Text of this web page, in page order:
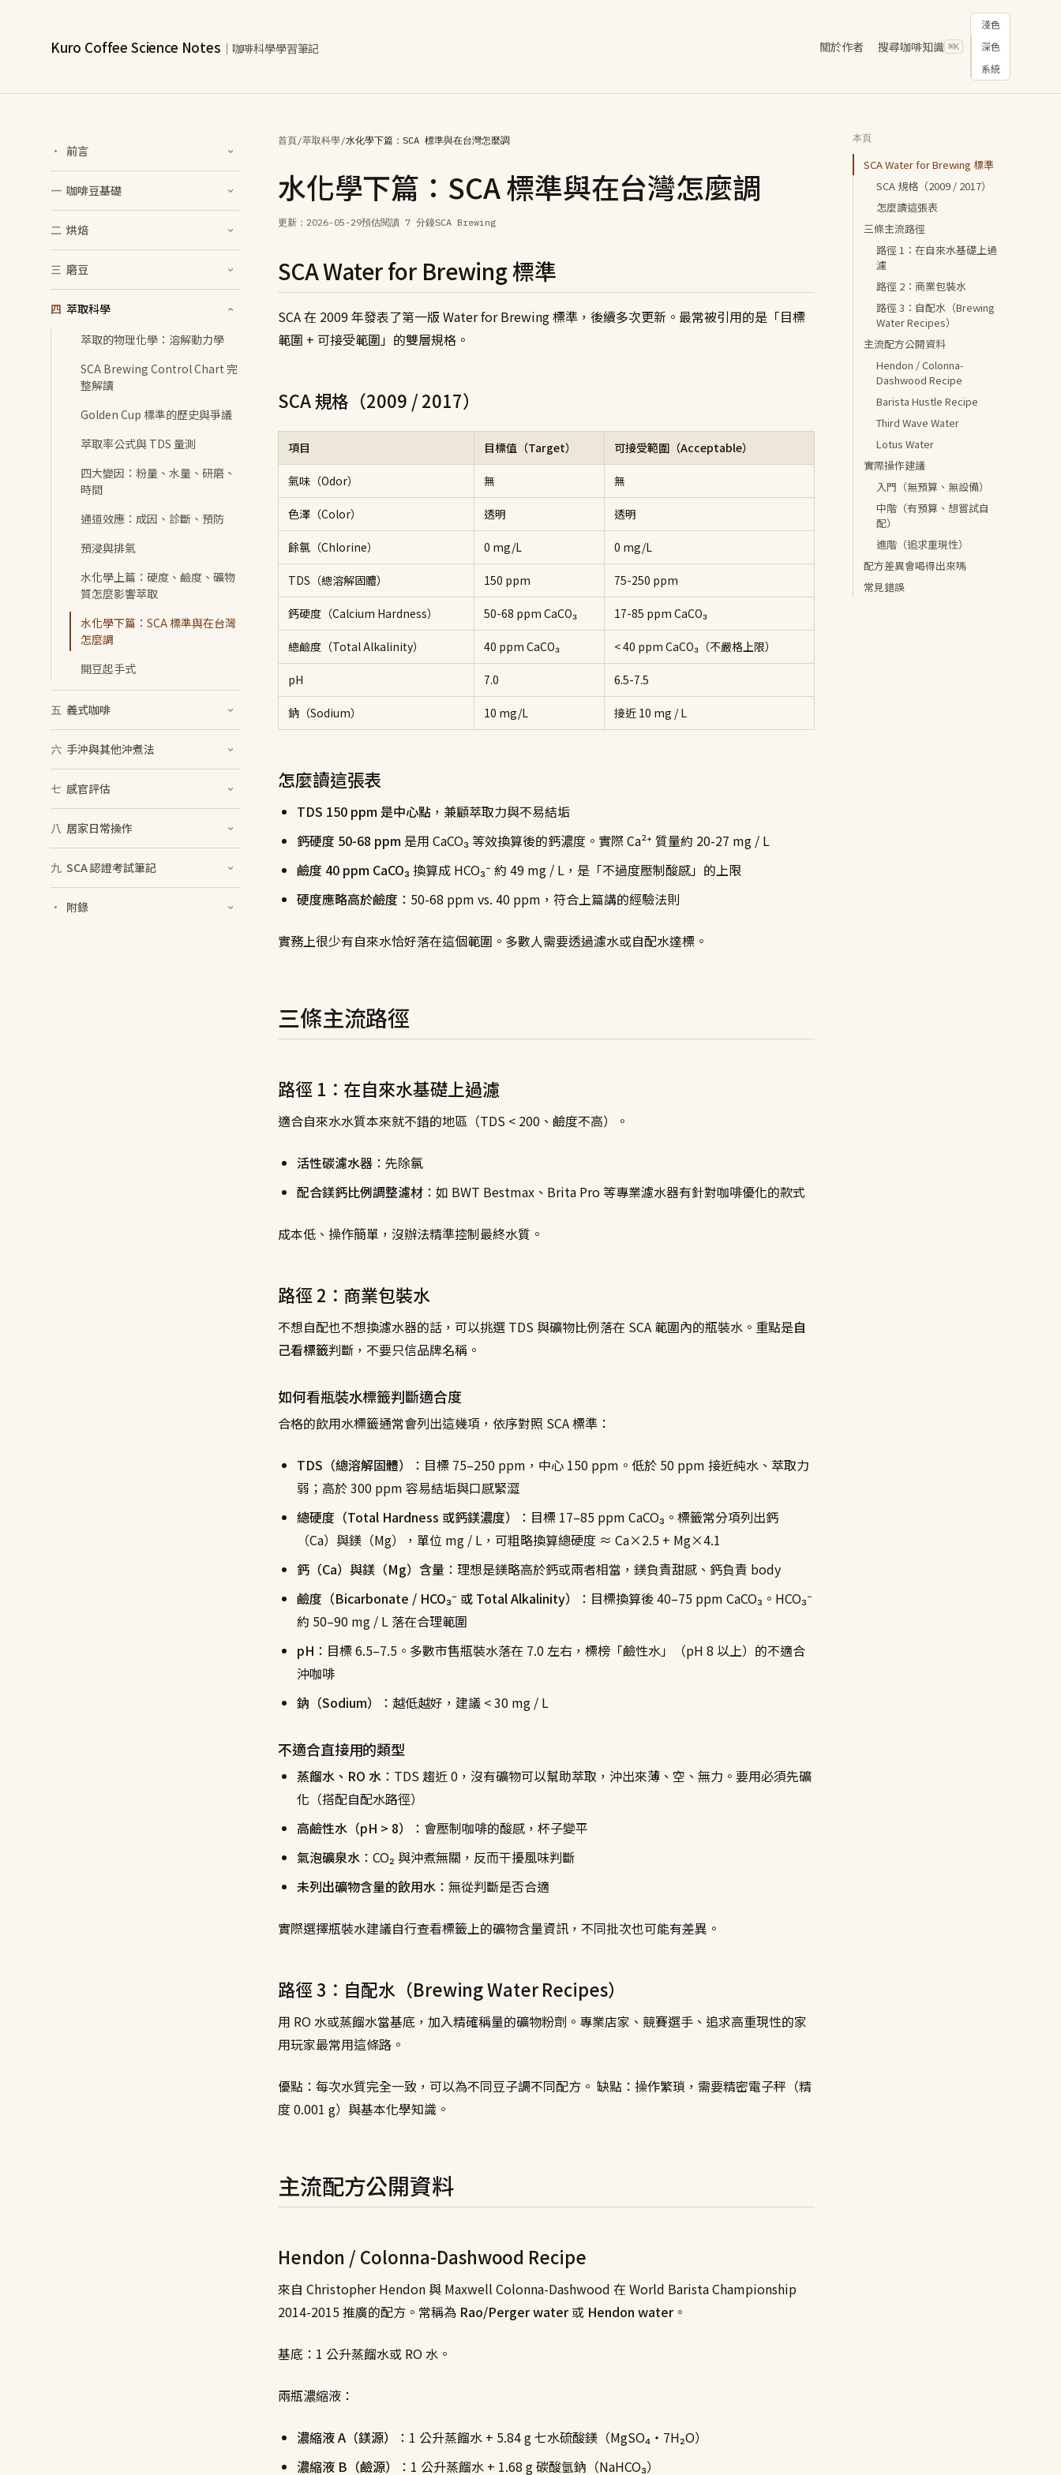
Kuro Coffee Science Notes ｜咖啡科學學習筆記 關於作者 搜尋咖啡知識 ⌘K
切換顯示主題
淺色
深色
系統
· 前言
一 咖啡豆基礎
二 烘焙
三 磨豆
四 萃取科學
萃取的物理化學：溶解動力學
SCA Brewing Control Chart 完
整解讀
Golden Cup 標準的歷史與爭議
萃取率公式與 TDS 量測
四大變因：粉量、水量、研磨、
時間
通道效應：成因、診斷、預防
預浸與排氣
水化學上篇：硬度、鹼度、礦物
質怎麼影響萃取
水化學下篇：SCA 標準與在台灣
怎麼調
開豆起手式
五 義式咖啡
六 手沖與其他沖煮法
七 感官評估
八 居家日常操作
九 SCA 認證考試筆記
· 附錄
首頁/萃取科學/水化學下篇：SCA 標準與在台灣怎麼調
水化學下篇：SCA 標準與在台灣怎麼調
更新： 2026-05-29預估閱讀 7 分鐘SCA Brewing
SCA Water for Brewing 標準
SCA 在 2009 年發表了第一版 Water for Brewing 標準，後續多次更新。最常被引用的是「目標
範圍 + 可接受範圍」的雙層規格。
SCA 規格（2009 / 2017）
項目 目標值（Target） 可接受範圍（Acceptable）
氣味（Odor） 無 無
色澤（Color） 透明 透明
餘氯（Chlorine） 0 mg/L 0 mg/L
TDS（總溶解固體） 150 ppm 75-250 ppm
鈣硬度（Calcium Hardness） 50-68 ppm CaCO₃ 17-85 ppm CaCO₃
總鹼度（Total Alkalinity） 40 ppm CaCO₃ < 40 ppm CaCO₃（不嚴格上限）
pH 7.0 6.5-7.5
鈉（Sodium） 10 mg/L 接近 10 mg / L
怎麼讀這張表
TDS 150 ppm 是中心點 ，兼顧萃取力與不易結垢
鈣硬度 50-68 ppm 是用 CaCO₃ 等效換算後的鈣濃度。實際 Ca²⁺ 質量約 20-27 mg / L
鹼度 40 ppm CaCO₃ 換算成 HCO₃⁻ 約 49 mg / L，是「不過度壓制酸感」的上限
硬度應略高於鹼度 ：50-68 ppm vs. 40 ppm，符合上篇講的經驗法則
實務上很少有自來水恰好落在這個範圍。多數人需要透過濾水或自配水達標。
三條主流路徑
路徑 1：在自來水基礎上過濾
適合自來水水質本來就不錯的地區（TDS < 200、鹼度不高）。
活性碳濾水器 ：先除氯
配合鎂鈣比例調整濾材 ：如 BWT Bestmax、Brita Pro 等專業濾水器有針對咖啡優化的款式
成本低、操作簡單，沒辦法精準控制最終水質。
路徑 2：商業包裝水
不想自配也不想換濾水器的話，可以挑選 TDS 與礦物比例落在 SCA 範圍內的瓶裝水。重點是自
己看標籤判斷，不要只信品牌名稱。
如何看瓶裝水標籤判斷適合度
合格的飲用水標籤通常會列出這幾項，依序對照 SCA 標準：
TDS（總溶解固體）
：目標 75–250 ppm，中心 150 ppm。低於 50 ppm 接近純水、萃取力
弱；高於 300 ppm 容易結垢與口感緊澀
總硬度（Total Hardness 或鈣鎂濃度）
：目標 17–85 ppm CaCO₃。標籤常分項列出鈣
（Ca）與鎂（Mg），單位 mg / L，可粗略換算總硬度 ≈ Ca×2.5 + Mg×4.1
鈣（Ca）與鎂（Mg）含量 ：理想是鎂略高於鈣或兩者相當，鎂負責甜感、鈣負責 body
鹼度（Bicarbonate / HCO₃⁻ 或 Total Alkalinity）
：目標換算後 40–75 ppm CaCO₃。HCO₃⁻
約 50–90 mg / L 落在合理範圍
pH ：目標 6.5–7.5。多數市售瓶裝水落在 7.0 左右，標榜「鹼性水」（pH 8 以上）的不適合
沖咖啡
鈉（Sodium）
：越低越好，建議 < 30 mg / L
不適合直接用的類型
蒸餾水、RO 水 ：TDS 趨近 0，沒有礦物可以幫助萃取，沖出來薄、空、無力。要用必須先礦
化（搭配自配水路徑）
高鹼性水（pH > 8）
：會壓制咖啡的酸感，杯子變平
氣泡礦泉水 ：CO₂ 與沖煮無關，反而干擾風味判斷
未列出礦物含量的飲用水 ：無從判斷是否合適
實際選擇瓶裝水建議自行查看標籤上的礦物含量資訊，不同批次也可能有差異。
路徑 3：自配水（Brewing Water Recipes）
用 RO 水或蒸餾水當基底，加入精確稱量的礦物粉劑。專業店家、競賽選手、追求高重現性的家
用玩家最常用這條路。
優點：每次水質完全一致，可以為不同豆子調不同配方。 缺點：操作繁瑣，需要精密電子秤（精
度 0.001 g）與基本化學知識。
主流配方公開資料
Hendon / Colonna-Dashwood Recipe
來自 Christopher Hendon 與 Maxwell Colonna-Dashwood 在 World Barista Championship
2014-2015 推廣的配方。常稱為 Rao/Perger water或 Hendon water。
基底：1 公升蒸餾水或 RO 水。
兩瓶濃縮液：
濃縮液 A（鎂源）
：1 公升蒸餾水 + 5.84 g 七水硫酸鎂（MgSO₄・7H₂O）
濃縮液 B（鹼源）
：1 公升蒸餾水 + 1.68 g 碳酸氫鈉（NaHCO₃）
本頁
SCA Water for Brewing 標準
SCA 規格（2009 / 2017）
怎麼讀這張表
三條主流路徑
路徑 1：在自來水基礎上過
濾
路徑 2：商業包裝水
路徑 3：自配水（Brewing
Water Recipes）
主流配方公開資料
Hendon / Colonna-
Dashwood Recipe
Barista Hustle Recipe
Third Wave Water
Lotus Water
實際操作建議
入門（無預算、無設備）
中階（有預算、想嘗試自
配）
進階（追求重現性）
配方差異會喝得出來嗎
常見錯誤